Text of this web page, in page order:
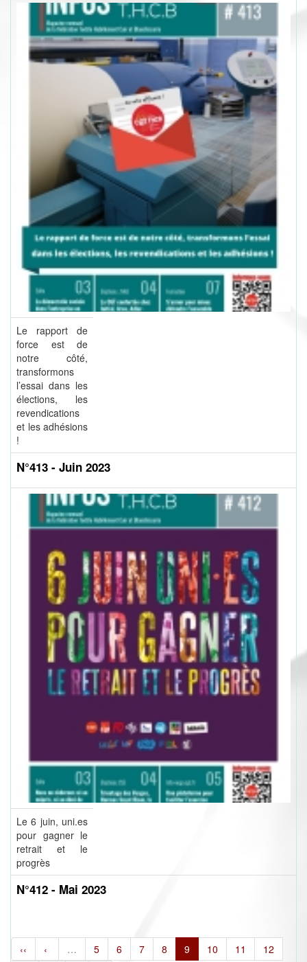
Le rapport de
force est de
notre côté,
transformons
l’essai dans les
élections, les
revendications
et les adhésions
!
N°413 - Juin 2023
Le 6 juin, uni.es
pour gagner le
retrait et le
progrès
N°412 - Mai 2023
‹‹ ‹ … 5 6 7 8 9 10 11 12